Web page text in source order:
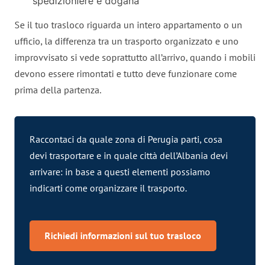
Se il tuo trasloco riguarda un intero appartamento o un
ufficio, la differenza tra un trasporto organizzato e uno
improvvisato si vede soprattutto all’arrivo, quando i mobili
devono essere rimontati e tutto deve funzionare come
prima della partenza.
Raccontaci da quale zona di Perugia parti, cosa
devi trasportare e in quale città dell’Albania devi
arrivare: in base a questi elementi possiamo
indicarti come organizzare il trasporto.
Richiedi informazioni sul tuo trasloco